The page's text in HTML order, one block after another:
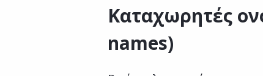
Καταχωρητές
names)